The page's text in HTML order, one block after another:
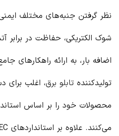
نظر گرفتن جنبه‌های مختلف
شوک الکتریکی، حفاظت در برابر
اضافه بار، به ارائه راهکارهای
تولیدکننده تابلو برق، اغلب برای